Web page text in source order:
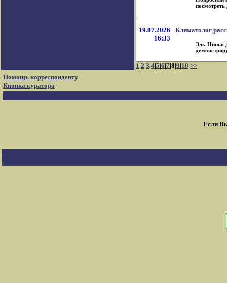
19.07.2026
16:33
Климатолог
Эль-Ниньо
1|2|3|4|5|6|7|8|9|10 >>
Помощь корреспонденту
Кнопка куратора
Если